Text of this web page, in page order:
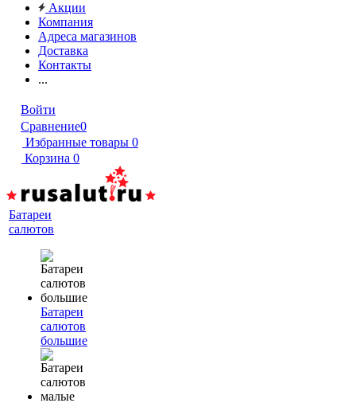
Акции
Компания
Адреса магазинов
Доставка
Контакты
...
Войти
Сравнение0
Избранные товары 0
Корзина 0
Батареи
салютов
Батареи
салютов
большие